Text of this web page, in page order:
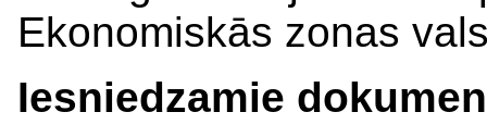
Ekonomiskās zonas
Iesniedzamie